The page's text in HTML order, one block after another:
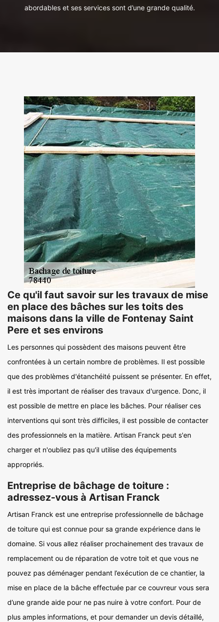
abordables et ses services sont d’une grande qualité.
Ce qu'il faut savoir sur les travaux de mise
en place des bâches sur les toits des
maisons dans la ville de Fontenay Saint
Pere et ses environs
Les personnes qui possèdent des maisons peuvent être
confrontées à un certain nombre de problèmes. Il est possible
que des problèmes d'étanchéité puissent se présenter. En effet,
il est très important de réaliser des travaux d'urgence. Donc, il
est possible de mettre en place les bâches. Pour réaliser ces
interventions qui sont très difficiles, il est possible de contacter
des professionnels en la matière. Artisan Franck peut s'en
charger et n'oubliez pas qu'il utilise des équipements
appropriés.
Entreprise de bâchage de toiture :
adressez-vous à Artisan Franck
Artisan Franck est une entreprise professionnelle de bâchage
de toiture qui est connue pour sa grande expérience dans le
domaine. Si vous allez réaliser prochainement des travaux de
remplacement ou de réparation de votre toit et que vous ne
pouvez pas déménager pendant l’exécution de ce chantier, la
mise en place de la bâche effectuée par ce couvreur vous sera
d’une grande aide pour ne pas nuire à votre confort. Pour de
plus amples informations, et pour demander un devis détaillé,